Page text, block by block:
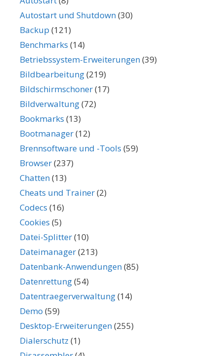
Autostart und Shutdown(30)
Backup (121)
Benchmarks (14)
Betriebssystem-Erweiterungen(39)
Bildbearbeitung(219)
Bildschirmschoner(17)
Bildverwaltung(72)
Bookmarks (13)
Bootmanager(12)
Brennsoftware und -Tools (59)
Browser(237)
Chatten(13)
Cheats und Trainer(2)
Codecs (16)
Cookies (5)
Datei-Splitter(10)
Dateimanager(213)
Datenbank-Anwendungen(85)
Datenrettung(54)
Datentraegerverwaltung(14)
Demo (59)
Desktop-Erweiterungen(255)
Dialerschutz (1)